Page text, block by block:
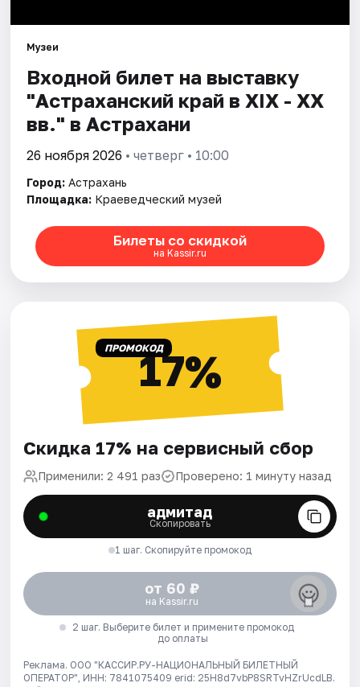
Музеи
Входной билет на выставку
"Астраханский край в XIX - XX
вв." в Астрахани
26 ноября 2026 • четверг • 10:00
Город: Астрахань
Площадка: Краеведческий музей
Билеты со скидкой
на Kassir.ru
ПРОМОКОД17%
Скидка 17% на сервисный сбор
Применили: 2 491 раз Проверено: 1 минуту назад
адмитад
Скопировать
1 шаг. Скопируйте промокод
от 60 ₽
на Kassir.ru
2 шаг. Выберите билет и примените промокод
до оплаты
Реклама. ООО "КАССИР.РУ-НАЦИОНАЛЬНЫЙ БИЛЕТНЫЙ
ОПЕРАТОР", ИНН: 7841075409 erid: 25H8d7vbP8SRTvHZrUcdLB.